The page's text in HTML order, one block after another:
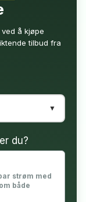
å kjøpe
tilbud fra
du?
strøm med
både